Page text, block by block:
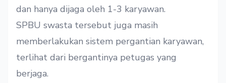
dan hanya dijaga oleh 1-3 karyawan.
SPBU swasta tersebut juga masih
memberlakukan sistem pergantian karyawan,
terlihat dari bergantinya petugas yang
berjaga.